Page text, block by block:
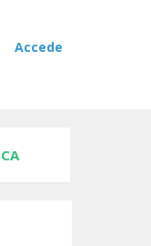
Accede